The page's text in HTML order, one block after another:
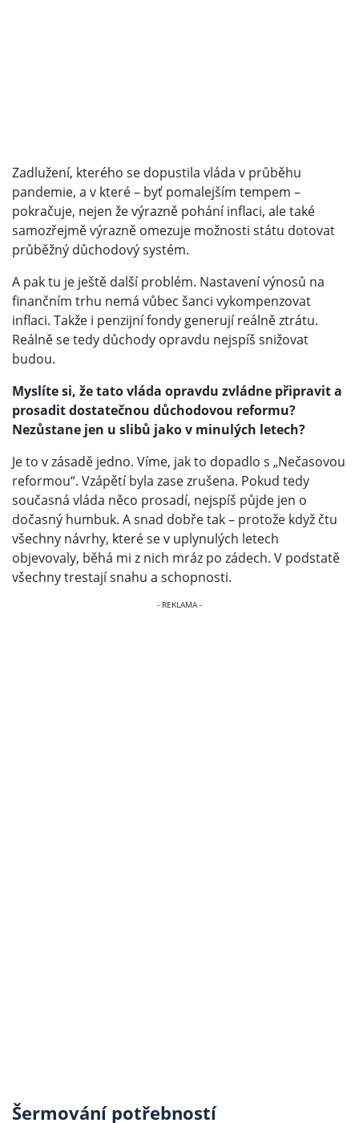
Zadlužení, kterého se dopustila vláda v průběhu
pandemie, a v které – byť pomalejším tempem –
pokračuje, nejen že výrazně pohání inflaci, ale také
samozřejmě výrazně omezuje možnosti státu dotovat
průběžný důchodový systém.
A pak tu je ještě další problém. Nastavení výnosů na
finančním trhu nemá vůbec šanci vykompenzovat
inflaci. Takže i penzijní fondy generují reálně ztrátu.
Reálně se tedy důchody opravdu nejspíš snižovat
budou.
Myslíte si, že tato vláda opravdu zvládne připravit a
prosadit dostatečnou důchodovou reformu?
Nezůstane jen u slibů jako v minulých letech?
Je to v zásadě jedno. Víme, jak to dopadlo s „Nečasovou
reformou“. Vzápětí byla zase zrušena. Pokud tedy
současná vláda něco prosadí, nejspíš půjde jen o
dočasný humbuk. A snad dobře tak – protože když čtu
všechny návrhy, které se v uplynulých letech
objevovaly, běhá mi z nich mráz po zádech. V podstatě
všechny trestají snahu a schopnosti.
Šermování potřebností